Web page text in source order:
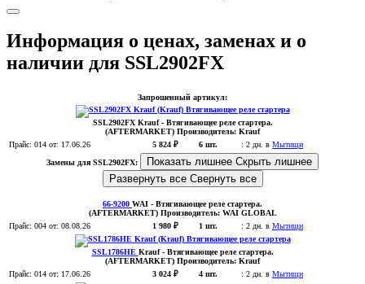
Информация о ценах, заменах и о
наличии для SSL2902FX
Запрошенный артикул:
SSL2902FX Krauf- Втягивающее реле стартера.
(AFTERMARKET) Производитель: Krauf
Прайс: 014 от: 17.06.26 5 824 ₽ 6 шт. : 2 дн. в Мытищи
Замены для SSL2902FX:
Показать лишнее Скрыть лишнее
Развернуть все Свернуть все
66-9200 WAI - Втягивающее реле стартера.
(AFTERMARKET)Производитель: WAI GLOBAL
Прайс: 004 от: 08.08.26 1 980 ₽ 1 шт. : 2 дн. в Мытищи
SSL1786HE Krauf- Втягивающее реле стартера.
(AFTERMARKET) Производитель: Krauf
Прайс: 014 от: 17.06.26 3 024 ₽ 4 шт. : 2 дн. в Мытищи